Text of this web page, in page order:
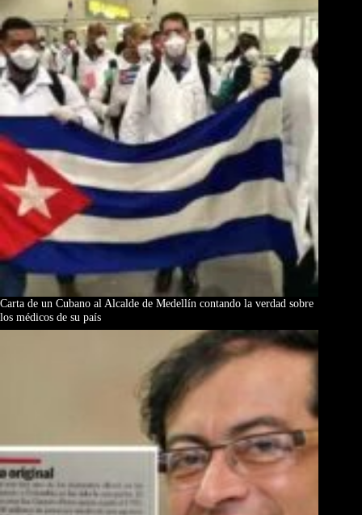
Carta de un Cubano al Alcalde de Medellín contando la verdad sobre
los médicos de su país